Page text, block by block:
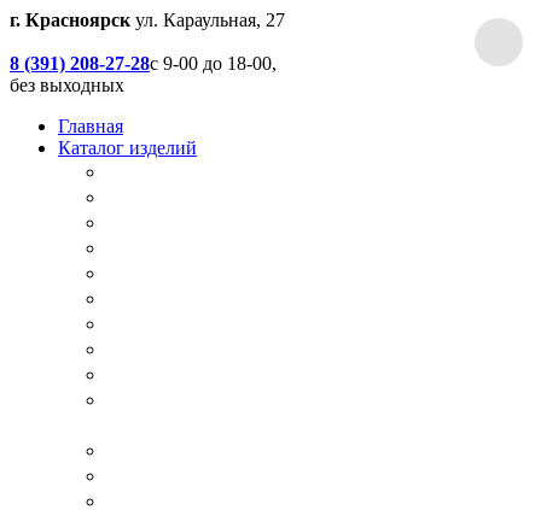
г. Красноярск ул. Караульная, 27
8 (391) 208-27-28с 9-00 до 18-00,
без выходных
Главная
Каталог изделий